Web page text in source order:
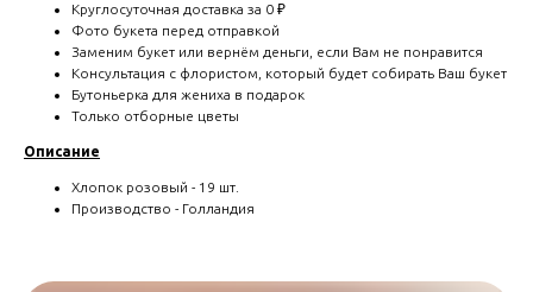
Круглосуточная доставка за 0 ₽
Фото букета перед отправкой
Заменим букет или вернём деньги, если Вам не понравится
Консультация с флористом, который будет собирать Ваш букет
Бутоньерка для жениха в подарок
Только отборные цветы
Описание
Хлопок розовый - 19 шт.
Производство - Голландия